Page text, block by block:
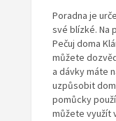
Poradna je
své blízké. Na
Pečuj doma
můžete
a dávky máte
uzpůsobit
pomůcky
můžete využít